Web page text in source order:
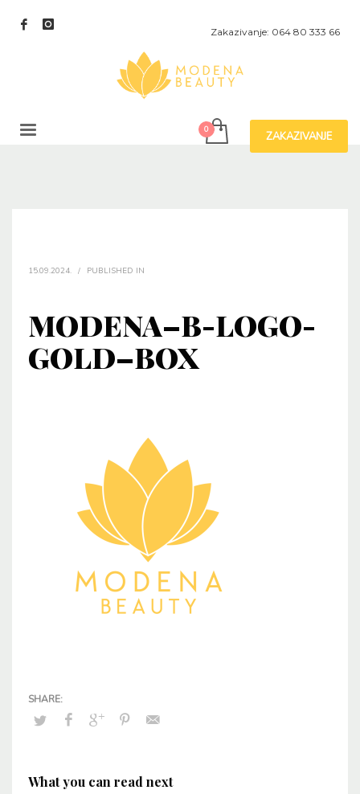
Zakazivanje: 064 80 333 66
ZAKAZIVANJE
15.09.2024. / PUBLISHED IN
MODENA–B-LOGO-
GOLD–BOX
What you can read next